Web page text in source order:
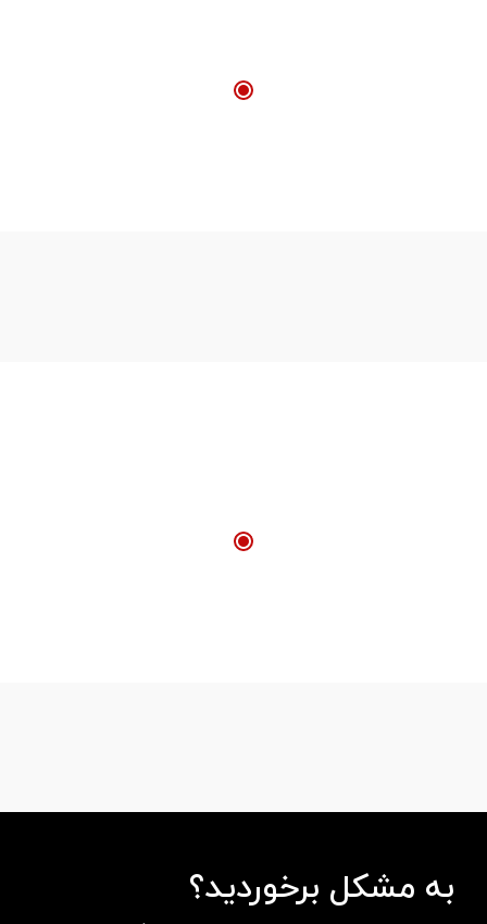
به مشکل برخوردید؟